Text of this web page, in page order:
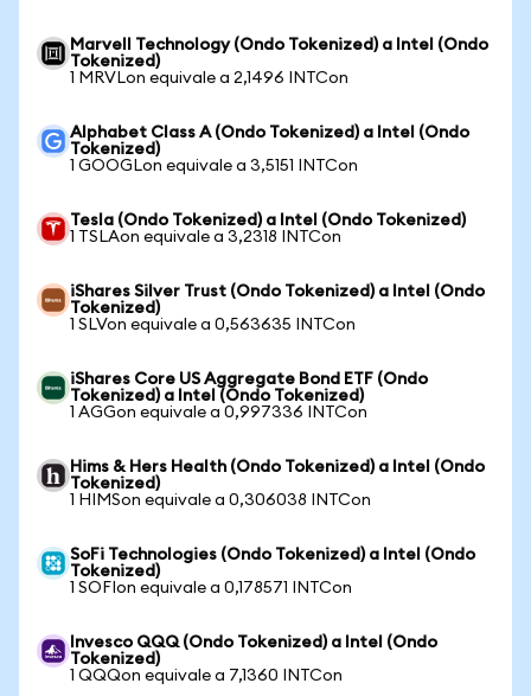
Marvell Technology (Ondo Tokenized) a Intel (Ondo
Tokenized)
1 MRVLon equivale a 2,1496 INTCon
Alphabet Class A (Ondo Tokenized) a Intel (Ondo
Tokenized)
1 GOOGLon equivale a 3,5151 INTCon
Tesla (Ondo Tokenized) a Intel (Ondo Tokenized)
1 TSLAon equivale a 3,2318 INTCon
iShares Silver Trust (Ondo Tokenized) a Intel (Ondo
Tokenized)
1 SLVon equivale a 0,563635 INTCon
iShares Core US Aggregate Bond ETF (Ondo
Tokenized) a Intel (Ondo Tokenized)
1 AGGon equivale a 0,997336 INTCon
Hims & Hers Health (Ondo Tokenized) a Intel (Ondo
Tokenized)
1 HIMSon equivale a 0,306038 INTCon
SoFi Technologies (Ondo Tokenized) a Intel (Ondo
Tokenized)
1 SOFIon equivale a 0,178571 INTCon
Invesco QQQ (Ondo Tokenized) a Intel (Ondo
Tokenized)
1 QQQon equivale a 7,1360 INTCon